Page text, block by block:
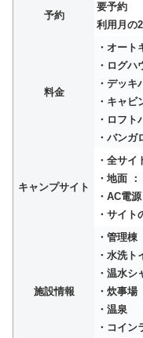
予約
要予約
利用月の
料金
・オー
・ログハ
・デッキ
・キャビ
・ロフト
・バンガ
キャンプサイト
・全サイ
・地面
・AC電
・サイト
施設情報
・管理棟
・水洗ト
・温水シ
・炊事場
・温泉
・コイン